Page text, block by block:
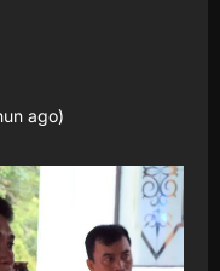
ago)